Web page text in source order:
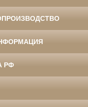
РФ